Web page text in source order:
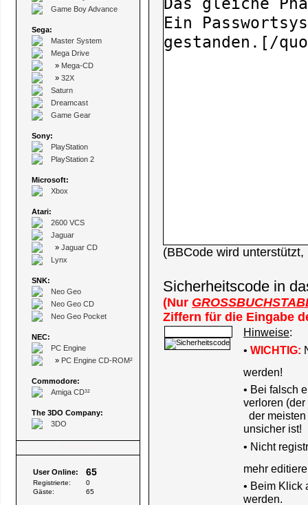
Game Boy Advance
Sega:
Master System
Mega Drive
» Mega-CD
» 32X
Saturn
Dreamcast
Game Gear
Sony:
PlayStation
PlayStation 2
Microsoft:
Xbox
Atari:
2600 VCS
Jaguar
» Jaguar CD
Lynx
SNK:
Neo Geo
Neo Geo CD
Neo Geo Pocket
NEC:
PC Engine
» PC Engine CD-ROM²
Commodore:
Amiga CD³²
The 3DO Company:
3DO
User Online: 65
Registrierte:
0
Gäste:
65
(BBCode wird
Sicherheitscode in
(Nur
Ziffern für die Eingabe
Hinweise:
• WICHTIG:
werden!
• Bei falsch
verloren
der
unsicher ist!
• Nicht
mehr
• Beim Klick
werden.